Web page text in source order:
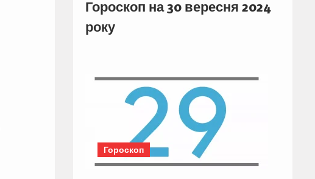
Гороскоп на 30 вересня 2024
року
Гороскоп